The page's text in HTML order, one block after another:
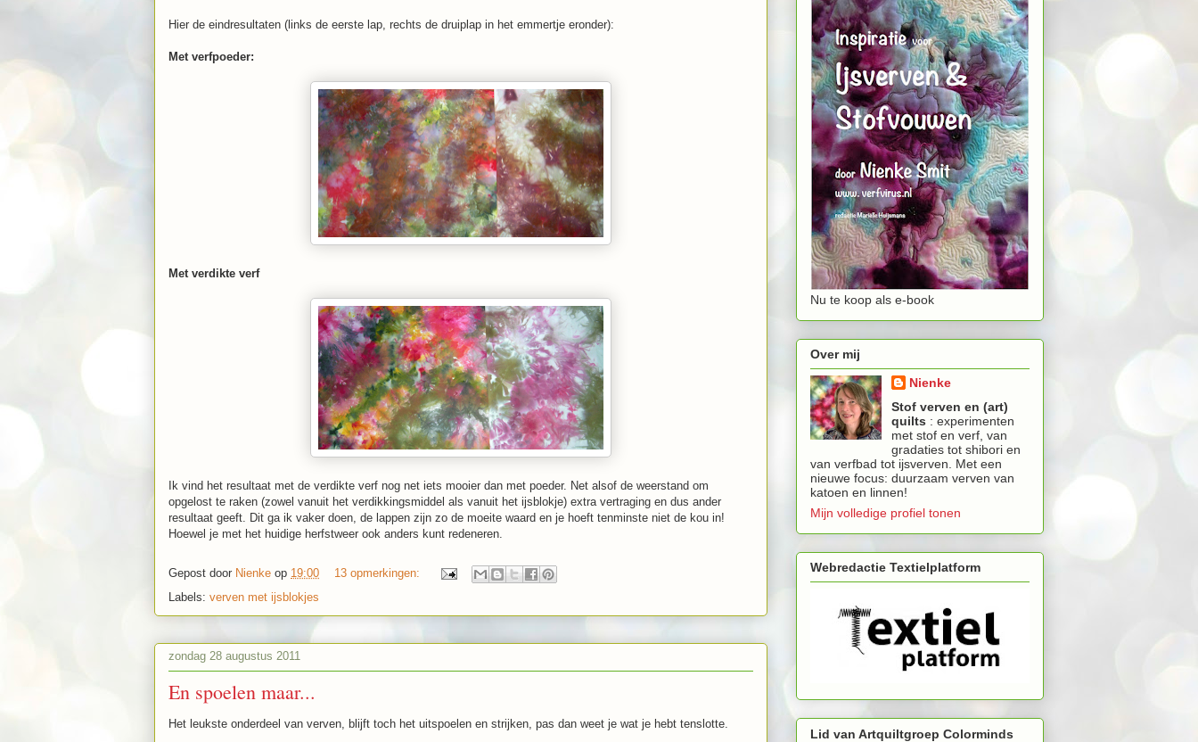
Hier de eindresultaten (links de eerste lap, rechts de druiplap in het emmertje eronder):
Met verfpoeder:
Met verdikte verf
Ik vind het resultaat met de verdikte verf nog net iets mooier dan met poeder. Net alsof de weerstand om
opgelost te raken (zowel vanuit het verdikkingsmiddel als vanuit het ijsblokje) extra vertraging en dus ander
resultaat geeft. Dit ga ik vaker doen, de lappen zijn zo de moeite waard en je hoeft tenminste niet de kou in!
Hoewel je met het huidige herfstweer ook anders kunt redeneren.
Gepost door Nienke op 19:00
13 opmerkingen:
Labels: verven met ijsblokjes
zondag 28 augustus 2011
En spoelen maar...
Het leukste onderdeel van verven, blijft toch het uitspoelen en strijken, pas dan weet je wat je hebt tenslotte.
Nu te koop als e-book
Over mij
Nienke
Stof verven en (art)
quilts : experimenten
met stof en verf, van
gradaties tot shibori en
van verfbad tot ijsverven. Met een
nieuwe focus: duurzaam verven van
katoen en linnen!
Mijn volledige profiel tonen
Webredactie Textielplatform
Lid van Artquiltgroep Colorminds